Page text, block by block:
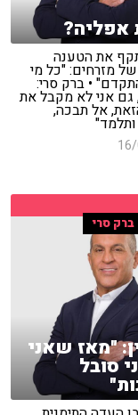
אפליה?
את הטענה
מזרחים: "כל מי
• ברק סרי:
גם אני לא מקבל את
אל תבכה,
ברק סרי
"מאז שאני
סובל